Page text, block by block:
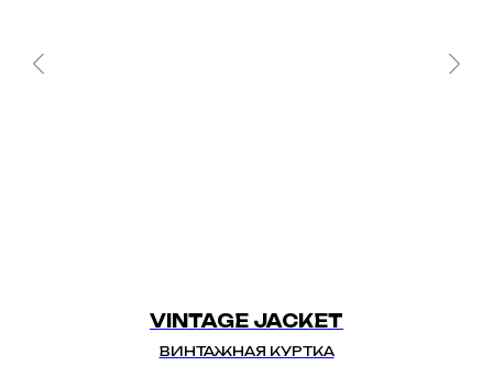
VINTAGE JACKET
ВИНТАЖНАЯ КУРТКА